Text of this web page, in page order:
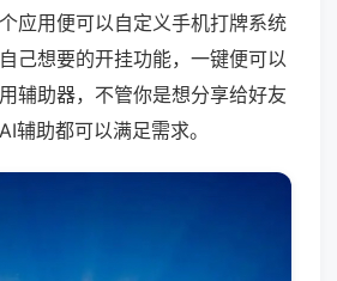
应用便可以自定义手机打牌系统
己想要的开挂功能，一键便可以
辅助器，不管你是想分享给好友
辅助都可以满足需求。